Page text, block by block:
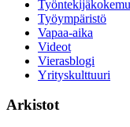
Työympäristö
Vapaa-aika
Videot
Vierasblogi
Yrityskulttuuri
Arkistot